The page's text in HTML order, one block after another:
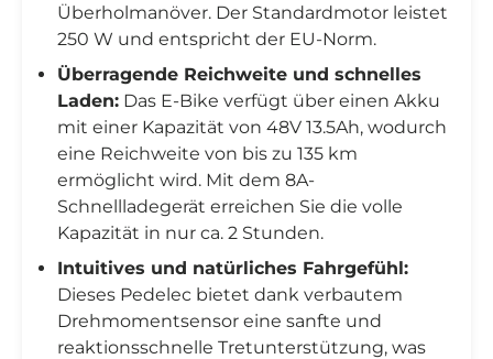
Überholmanöver. Der Standardmotor leistet
250 W und entspricht der EU-Norm.
Überragende Reichweite und schnelles
Laden: Das E-Bike verfügt über einen Akku
mit einer Kapazität von 48V 13.5Ah, wodurch
eine Reichweite von bis zu 135 km
ermöglicht wird. Mit dem 8A-
Schnellladegerät erreichen Sie die volle
Kapazität in nur ca. 2 Stunden.
Intuitives und natürliches Fahrgefühl:
Dieses Pedelec bietet dank verbautem
Drehmomentsensor eine sanfte und
reaktionsschnelle Tretunterstützung, was